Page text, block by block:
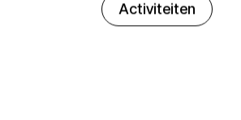
Activiteiten